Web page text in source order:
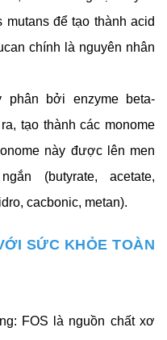
mutans để tạo thành acid
chính là nguyên nhân
bởi enzyme beta-
tạo thành các monome
này được lên men
(butyrate, acetate,
cacbonic, metan).
SỨC KHỎE TOÀN
FOS là nguồn chất xơ